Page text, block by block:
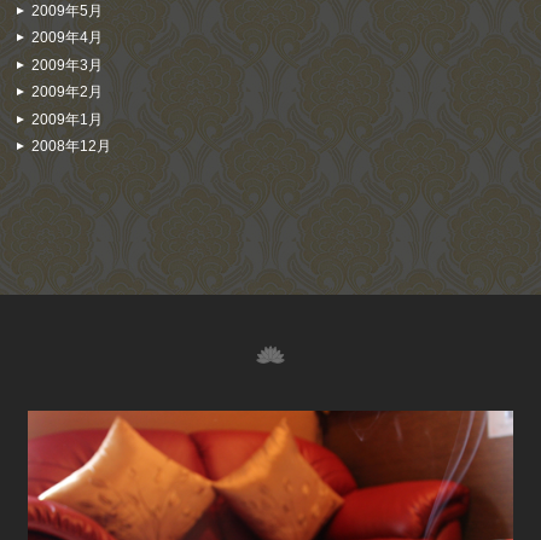
2009年5月
2009年4月
2009年3月
2009年2月
2009年1月
2008年12月